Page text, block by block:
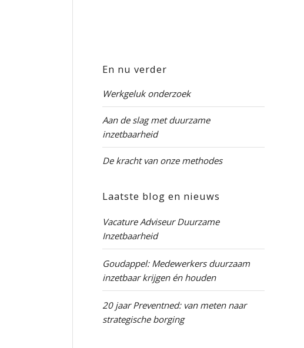
En nu verder
Werkgeluk onderzoek
Aan de slag met duurzame
inzetbaarheid
De kracht van onze methodes
Laatste blog en nieuws
Vacature Adviseur Duurzame
Inzetbaarheid
Goudappel: Medewerkers duurzaam
inzetbaar krijgen én houden
20 jaar Preventned: van meten naar
strategische borging